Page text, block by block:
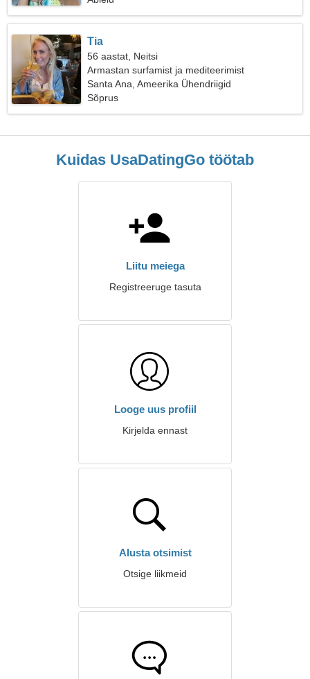
Tia
56 aastat, Neitsi
Armastan surfamist ja mediteerimist
Santa Ana, Ameerika Ühendriigid
Sõprus
Kuidas UsaDatingGo töötab
Liitu meiega
Registreeruge tasuta
Looge uus profiil
Kirjelda ennast
Alusta otsimist
Otsige liikmeid